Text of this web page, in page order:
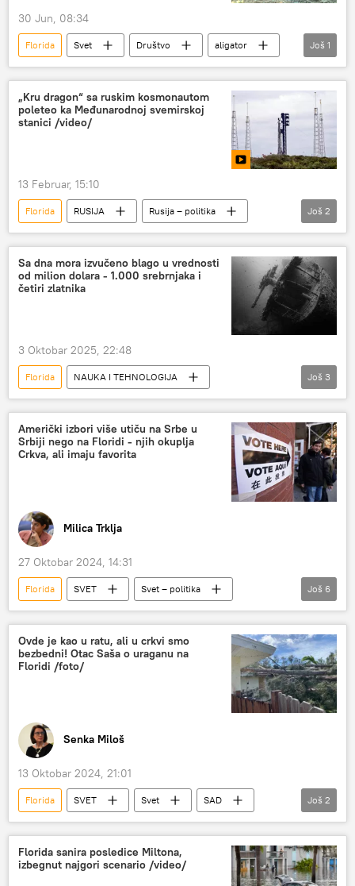
30 Jun, 08:34
Florida Svet Društvo
aligator
DRUŠTVO
Još 1
„Kru dragon“ sa ruskim kosmonautom
poleteo ka Međunarodnoj svemirskoj
stanici /video/
13 Februar, 15:10
Florida RUSIJA
Rusija – politika
Svemir
Međunarodna svemirska stanica
Još 2
Sa dna mora izvučeno blago u vrednosti
od milion dolara - 1.000 srebrnjaka i
četiri zlatnika
3 Oktobar 2025, 22:48
Florida
NAUKA I TEHNOLOGIJA
Nauka i tehnologija
brod Društvo
Još 3
Američki izbori više utiču na Srbe u
Srbiji nego na Floridi - njih okuplja
Crkva, ali imaju favorita
Milica Trklja
27 Oktobar 2024, 14:31
Florida SVET
Svet – politika
Amerika
američki izbori
Srbi u Americi
Donald Tramp
dijaspora
Još 6
Ovde je kao u ratu, ali u crkvi smo
bezbedni! Otac Saša o uraganu na
Floridi /foto/
Senka Miloš
13 Oktobar 2024, 21:01
Florida SVET Svet
SAD
uragan
Saša Đurđević
Još 2
Florida sanira posledice Miltona,
izbegnut najgori scenario /video/